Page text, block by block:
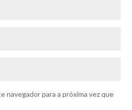
navegador para a próxima vez que